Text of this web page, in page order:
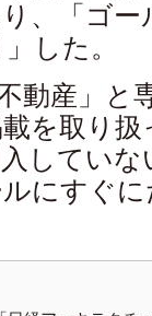
、「ゴ
した。
動産」と
を取り
してい
にすぐ